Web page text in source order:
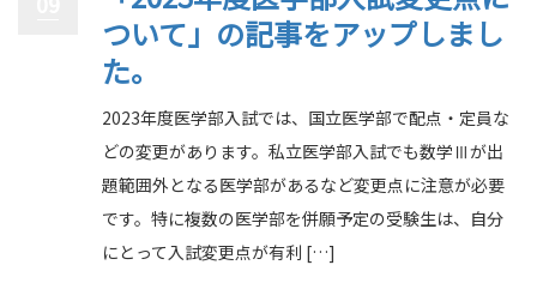
ついて」の記事をアップしまし
た。
2023年度医学部入試では、国立医学部で配点・定員な
どの変更があります。私立医学部入試でも数学Ⅲが出
題範囲外となる医学部があるなど変更点に注意が必要
です。特に複数の医学部を併願予定の受験生は、自分
にとって入試変更点が有利 […]